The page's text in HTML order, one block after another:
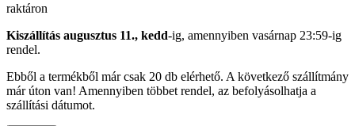
raktáron
Kiszállítás augusztus 11., kedd-ig, amennyiben vasárnap 23:59-ig
rendel.
Ebből a termékből már csak 20 db elérhető. A következő szállítmány
már úton van! Amennyiben többet rendel, az befolyásolhatja a
szállítási dátumot.